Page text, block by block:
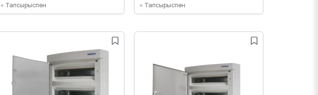
Тапсырыспен Тапсырыспен